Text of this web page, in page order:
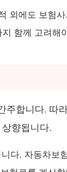
외에도 보험
함께 고려해
주합니다. 따
향됩니다.
다. 자동차보